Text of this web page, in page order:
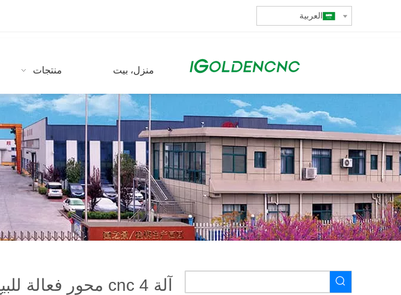
العربية
منزل، بيت منتجات
آلة cnc 4 محور فعالة للبيع